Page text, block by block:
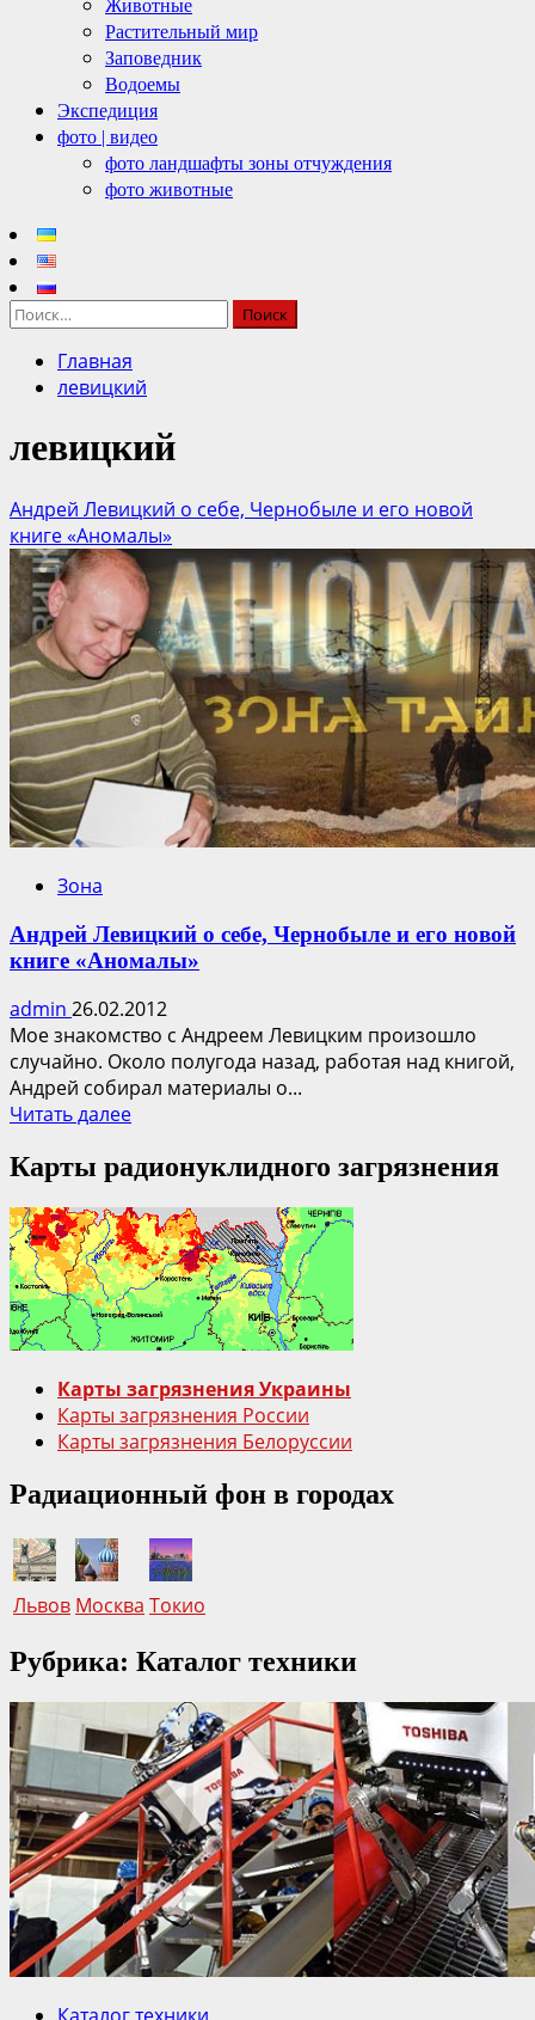
Животные
Растительный мир
Заповедник
Водоемы
Экспедиция
фото | видео
фото ландшафты зоны отчуждения
фото животные
Найти:
Главная
левицкий
левицкий
Андрей Левицкий о себе, Чернобыле и его новой
книге «Аномалы»
Зона
Андрей Левицкий о себе, Чернобыле и его новой
книге «Аномалы»
admin 26.02.2012
Мое знакомство с Андреем Левицким произошло
случайно. Около полугода назад, работая над книгой,
Андрей собирал материалы о...
Читать далееПрочитать
о
Левицкий
о
себе,
Чернобыле
и
его
книге
«Аномалы»
Карты радионуклидного загрязнения
Карты загрязнения Украины
Карты загрязнения России
Карты загрязнения Белоруссии
Радиационный фон в городах
Львов Москва Токио
Рубрика: Каталог техники